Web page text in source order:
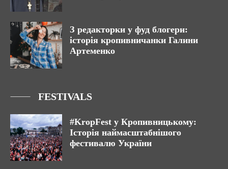
З редакторки у фуд блогери:
історія кропивничанки Галини
Артеменко
FESTIVALS
#KropFest у Кропивницькому:
Історія наймасштабнішого
фестивалю України